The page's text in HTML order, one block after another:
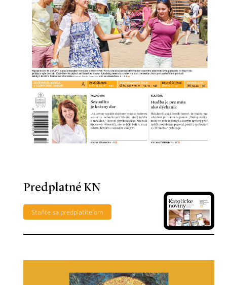
Predplatné KN
Staňte sa predplatiteľom